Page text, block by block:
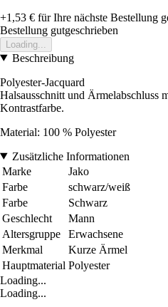
+1,53 € für Ihre nächste Bestellung
Bestellung gutgeschrieben
Loading...
Beschreibung
Polyester-Jacquard
Halsausschnitt und Ärmelabschluss
Kontrastfarbe.
Material: 100 % Polyester
Zusätzliche Informationen
Marke
Jako
Farbe
schwarz/weiß
Farbe
Schwarz
Geschlecht
Mann
Altersgruppe
Erwachsene
Merkmal
Kurze Ärmel
Hauptmaterial Polyester
Loading...
Loading...